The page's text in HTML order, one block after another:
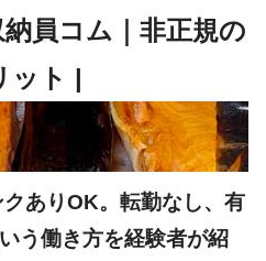
ありOK。転勤なし、有
う働き方を経験者が紹